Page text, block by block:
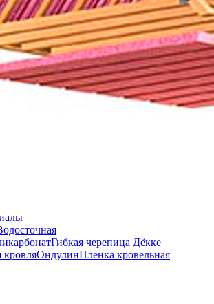
Гибкая черепица Дёкке
кровляОндулинПленка кровельная